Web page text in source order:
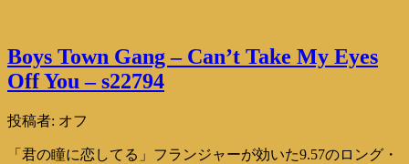
Boys Town Gang – Can’t Take My Eyes
Off You – s22794
投稿者: オフ
「君の瞳に恋してる」フランジャーが効いた9.57のロング・